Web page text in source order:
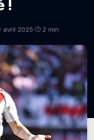
!
avril 2025· 2 min